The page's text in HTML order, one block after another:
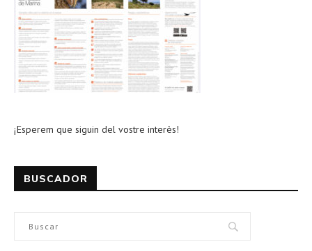
¡Esperem que siguin del vostre interès!
BUSCADOR